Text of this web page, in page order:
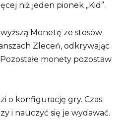
niż jeden pionek „Kid”.
Monetę ze stosów
Zleceń, odkrywając
monety pozostaw
o konfigurację gry. Czas
i nauczyć się je wydawać.